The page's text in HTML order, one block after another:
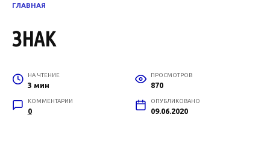
ГЛАВНАЯ
ЗНАК
НА ЧТЕНИЕ
3 мин
ПРОСМОТРОВ
870
КОММЕНТАРИИ
0
ОПУБЛИКОВАНО
09.06.2020